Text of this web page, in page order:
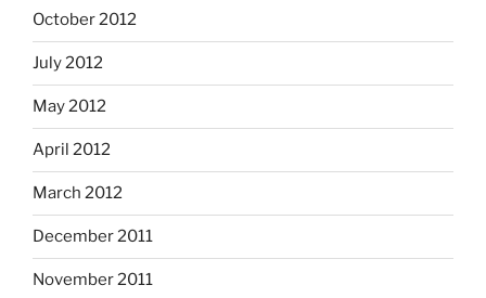
October 2012
July 2012
May 2012
April 2012
March 2012
December 2011
November 2011